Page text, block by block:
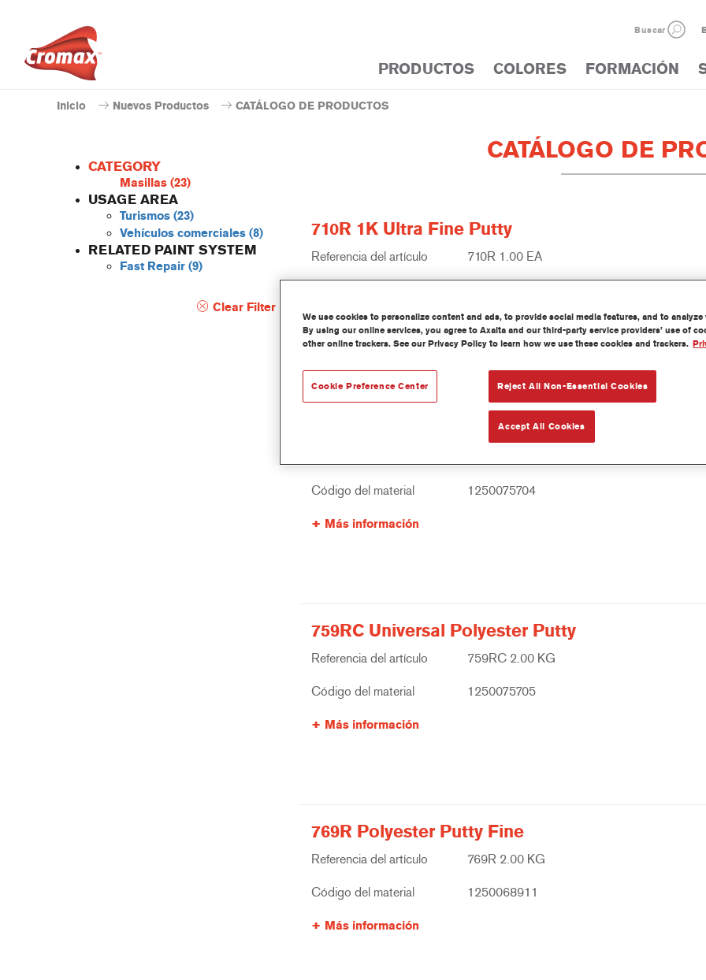
Buscar
PRODUCTOS COLORES FORMACIÓN
Inicio Nuevos Productos CATÁLOGO DE PRODUCTOS
CATEGORY
Masillas (23)
USAGE AREA
Turismos (23)
Vehículos comerciales (8)
RELATED PAINT SYSTEM
Fast Repair (9)
Clear Filter
CATÁLOGO DE
710R 1K Ultra Fine Putty
Referencia del artículo 710R 1.00 EA
Más información
759R Universal Polyester Putty
Código del material 1250075704
Más información
759RC Universal Polyester Putty
Referencia del artículo 759RC 2.00 KG
Código del material 1250075705
Más información
769R Polyester Putty Fine
Referencia del artículo 769R 2.00 KG
Código del material 1250068911
Más información
We use cookies to personalize content and ads, to provide social media features, and to
By using our online services, you agree to Axalta and our third-party service providers’ use of
other online trackers. See our Privacy Policy to learn how we use these cookies and trackers.
Reject All Non-Essential Cookies
Accept All Cookies
Cookie Preference Center